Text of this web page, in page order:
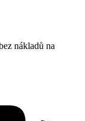
nákladů na